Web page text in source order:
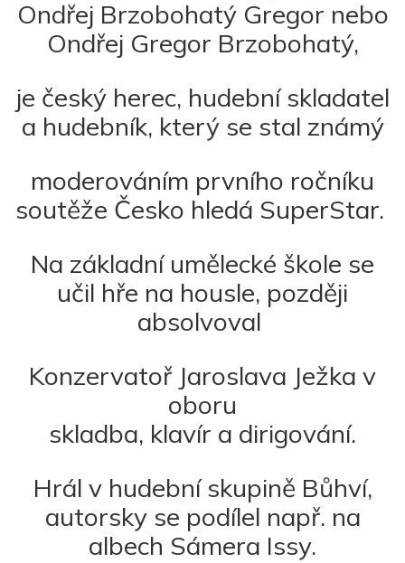
Ondřej Brzobohatý Gregor nebo
Ondřej Gregor Brzobohatý,
je český herec, hudební skladatel
a hudebník, který se stal známý
moderováním prvního ročníku
soutěže Česko hledá SuperStar.
Na základní umělecké škole se
učil hře na housle, později
absolvoval
Konzervatoř Jaroslava Ježka v
oboru
skladba, klavír a dirigování.
Hrál v hudební skupině Bůhví,
autorsky se podílel např. na
albech Sámera Issy.